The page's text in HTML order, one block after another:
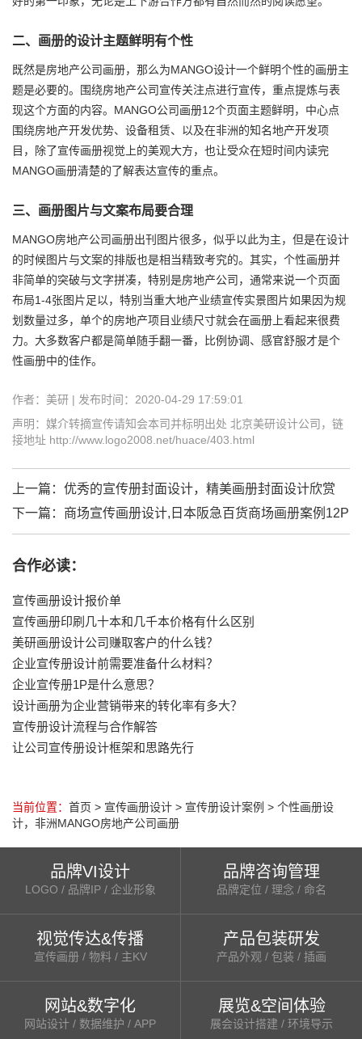
二、画册的设计主题鲜明有个性
既然是房地产公司画册，那么为MANGO设计一个鲜明个性的画册主
题是必要的。围绕房地产公司宣传关注点进行宣传，重点提炼与表
现这个方面的内容。MANGO公司画册12个页面主题鲜明，中心点
围绕房地产开发优势、设备租赁、以及在非洲的知名地产开发项
目，除了宣传画册视觉上的美观大方，也让受众在短时间内读完
MANGO画册清楚的了解表达宣传的重点。
三、画册图片与文案布局要合理
MANGO房地产公司画册出刊图片很多，似乎以此为主，但是在设计
的时候图片与文案的排版也是相当精致考究的。其实，个性画册并
非简单的突破与文字拼凑，特别是房地产公司，通常来说一个页面
布局1-4张图片足以，特别当重大地产业绩宣传实景图片如果因为规
划数量过多，单个的房地产项目业绩尺寸就会在画册上看起来很费
力。大多数客户都是简单随手翻一番，比例协调、感官舒服才是个
性画册中的佳作。
作者：美研 | 发布时间：2020-04-29 17:59:01
声明：媒介转摘宣传请知会本司并标明出处 北京美研设计公司，链
接地址 http://www.logo2008.net/huace/403.html
上一篇： 优秀的宣传册封面设计，精美画册封面设计欣赏
下一篇： 商场宣传画册设计,日本阪急百货商场画册案例12P
合作必读：
宣传画册设计报价单
宣传画册印刷几十本和几千本价格有什么区别
美研画册设计公司赚取客户的什么钱？
企业宣传册设计前需要准备什么材料？
企业宣传册1P是什么意思？
设计画册为企业营销带来的转化率有多大？
宣传册设计流程与合作解答
让公司宣传册设计框架和思路先行
当前位置： 首页 > 宣传画册设计 > 宣传册设计案例 > 个性画册设
计，非洲MANGO房地产公司画册
品牌VI设计
LOGO / 品牌IP / 企业形象
品牌咨询管理
品牌定位 / 理念 / 命名
视觉传达&传播
宣传画册 / 物料 / 主KV
产品包装研发
产品外观 / 包装 / 插画
网站&数字化
网站设计 / 数据维护 / APP
展览&空间体验
展会设计搭建 / 环境导示